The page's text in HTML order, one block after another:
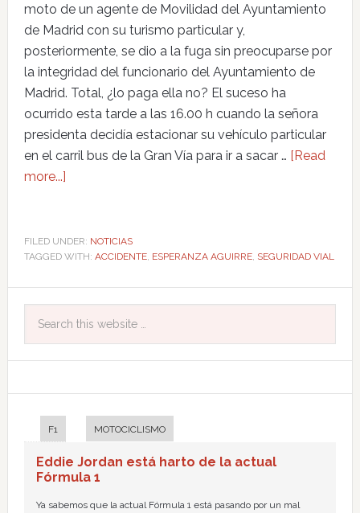
moto de un agente de Movilidad del Ayuntamiento
de Madrid con su turismo particular y,
posteriormente, se dio a la fuga sin preocuparse por
la integridad del funcionario del Ayuntamiento de
Madrid. Total, ¿lo paga ella no? El suceso ha
ocurrido esta tarde a las 16.00 h cuando la señora
presidenta decidía estacionar su vehículo particular
en el carril bus de la Gran Vía para ir a sacar … [Read
more...]
FILED UNDER: NOTICIAS
TAGGED WITH: ACCIDENTE, ESPERANZA AGUIRRE, SEGURIDAD VIAL
F1 MOTOCICLISMO
Eddie Jordan está harto de la actual
Fórmula 1
Ya sabemos que la actual Fórmula 1 está pasando por un mal